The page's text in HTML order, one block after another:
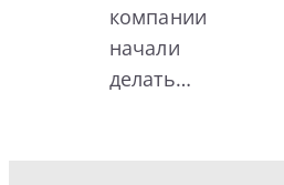
компании
начали
делать…